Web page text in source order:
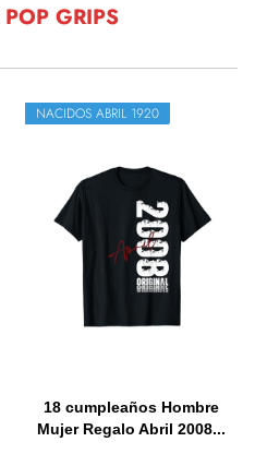
POP GRIPS
NACIDOS ABRIL 1920
18 cumpleaños Hombre
Mujer Regalo Abril 2008...